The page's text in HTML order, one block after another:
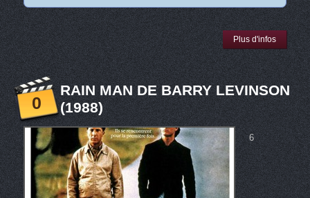
Plus d'infos
0
RAIN MAN DE BARRY LEVINSON
(1988)
6